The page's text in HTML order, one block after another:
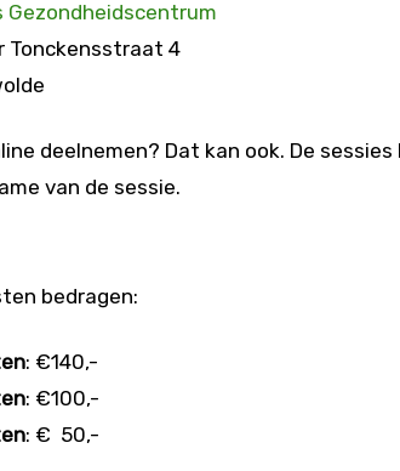
Gezondheidscentrum
Tonckensstraat 4
deelnemen? Dat kan ook. De
van de sessie.
bedragen:
: €140,-
: €100,-
: € 50,-